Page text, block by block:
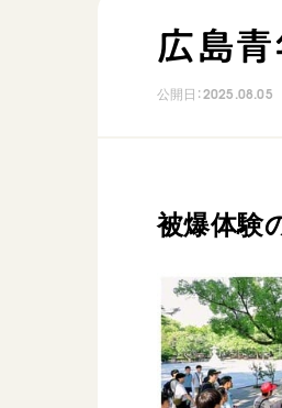
自他共の幸福
日蓮大聖人の仏法（教学入門）
創価学会の三代会長
初代会長・牧口常三郎先生
第2代会長・戸田城聖先生
広島
公開日：2025.08.05
被爆体験